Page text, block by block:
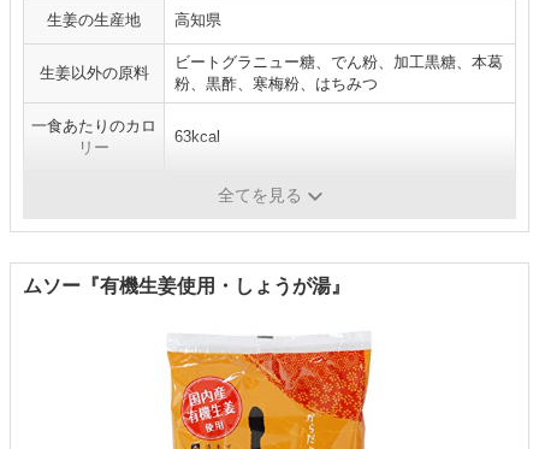
生姜の生産地 高知県
生姜以外の原料
ビートグラニュー糖、でん粉、加工黒糖、本葛
粉、黒酢、寒梅粉、はちみつ
一食あたりのカロ
リー
63kcal
16g×5袋全てを見る
ムソー『有機生姜使用・しょうが湯』